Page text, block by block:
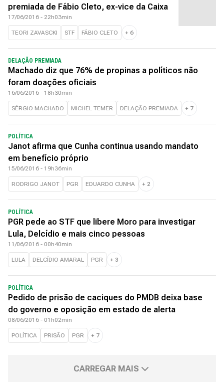
premiada de Fábio Cleto, ex-vice da Caixa
17/06/2016 - 22h03min
TEORI ZAVASCKI STF FÁBIO CLETO + 6
DELAÇÃO PREMIADA
Machado diz que 76% de propinas a políticos não
foram doações oficiais
16/06/2016 - 18h30min
SÉRGIO MACHADO MICHEL TEMER DELAÇÃO PREMIADA + 7
POLÍTICA
Janot afirma que Cunha continua usando mandato
em benefício próprio
15/06/2016 - 19h36min
RODRIGO JANOT PGR EDUARDO CUNHA + 2
POLÍTICA
PGR pede ao STF que libere Moro para investigar
Lula, Delcídio e mais cinco pessoas
11/06/2016 - 00h40min
LULA DELCÍDIO AMARAL PGR + 3
POLÍTICA
Pedido de prisão de caciques do PMDB deixa base
do governo e oposição em estado de alerta
08/06/2016 - 01h02min
POLÍTICA PRISÃO PGR + 7
CARREGAR MAIS